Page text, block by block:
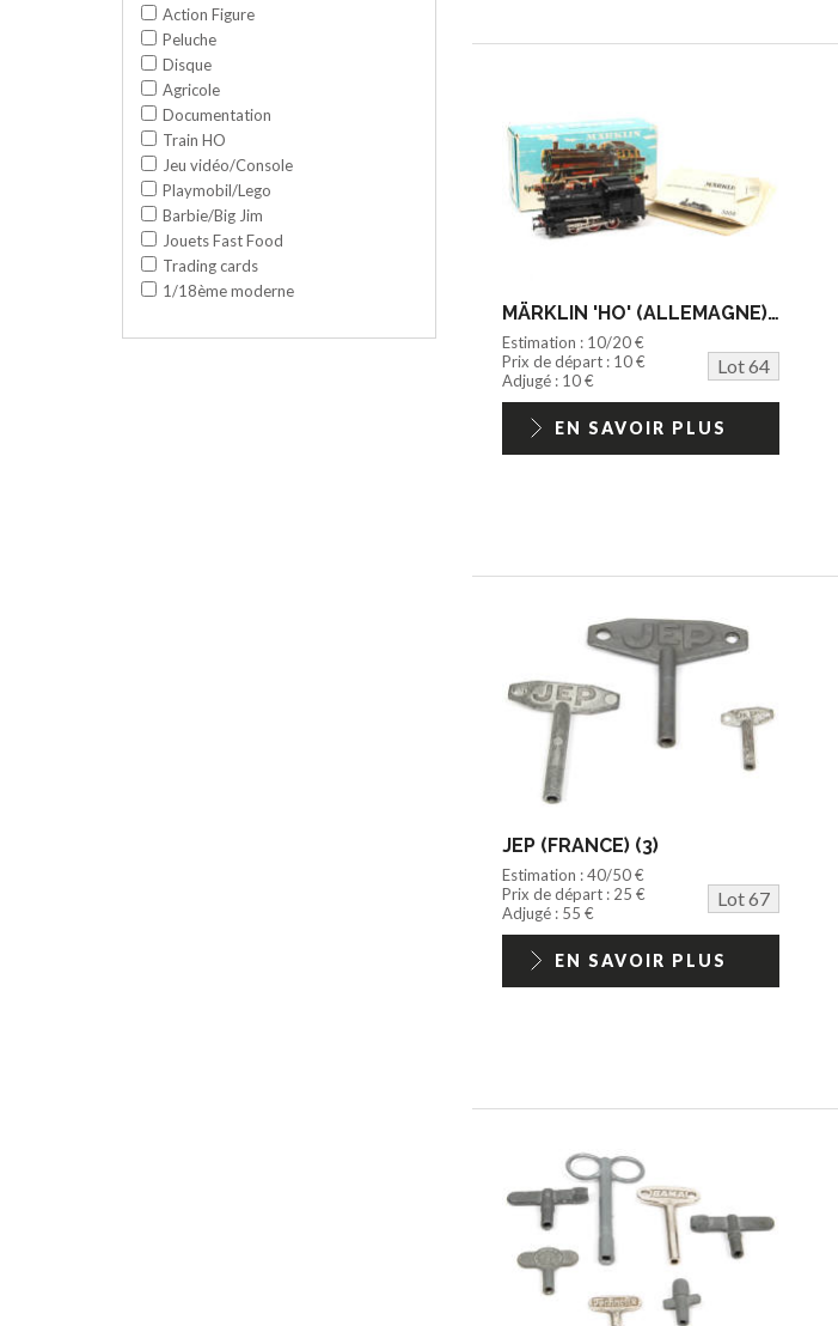
Action Figure
Peluche
Disque
Agricole
Documentation
Train HO
Jeu vidéo/Console
Playmobil/Lego
Barbie/Big Jim
Jouets Fast Food
Trading cards
1/18ème moderne
MÄRKLIN 'HO' (ALLEMAGNE) (1)
Estimation : 10/20 €
Prix de départ : 10 €
Lot 64
Adjugé : 10 €
EN SAVOIR PLUS
JEP (FRANCE) (3)
Estimation : 40/50 €
Prix de départ : 25 €
Lot 67
Adjugé : 55 €
EN SAVOIR PLUS